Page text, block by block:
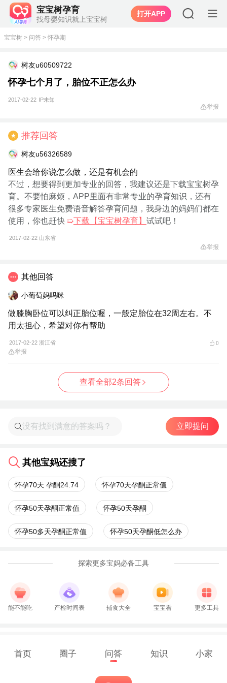
宝宝树孕育
找母婴知识就上宝宝树
打开APP
宝宝树 > 问答 > 怀孕期
树友u60509722
怀孕七个月了，胎位不正怎么办
2017-02-22 IP未知
举报
★ 推荐回答
树友u56326589
医生会给你说怎么做，还是有机会的
不过，想要得到更加专业的回答，我建议还是下载宝宝树孕
育。不要怕麻烦，APP里面有非常专业的孕育知识，还有
很多专家医生免费语音解答孕育问题，我身边的妈妈们都在
使用，你也赶快 ➯下载【宝宝树孕育】 试试吧！
2017-02-22 山东省
举报
其他回答
小葡萄妈吗咪
做膝胸卧位可以纠正胎位喔，一般定胎位在32周左右。不
用太担心，希望对你有帮助
2017-02-22 浙江省 0
举报
查看全部2条回答
立即提问
其他宝妈还搜了
怀孕70天 孕酮24.74 怀孕70天孕酮正常值
怀孕50天孕酮正常值 怀孕50天孕酮
怀孕50多天孕酮正常值 怀孕50天孕酮低怎么办
探索更多宝妈必备工具
能不能吃 产检时间表 辅食大全 宝宝看 更多工具
首页 圈子 问答 知识 小家